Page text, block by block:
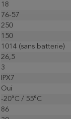
18
76-57
250
150
1014 (sans batterie)
26,5
3
IPX7
Oui
-20°C / 55°C
86